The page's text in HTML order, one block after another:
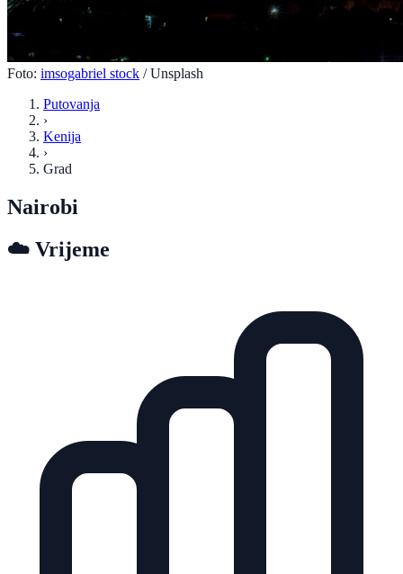
Foto: imsogabriel stock / Unsplash
Putovanja
›
Kenija
›
Grad
Nairobi
☁️ Vrijeme